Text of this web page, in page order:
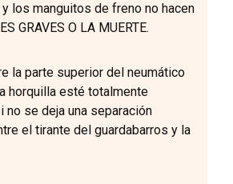
los manguitos de freno no hacen
GRAVES O LA MUERTE.
la parte superior del neumático
horquilla esté totalmente
no se deja una separación
el tirante del guardabarros y la